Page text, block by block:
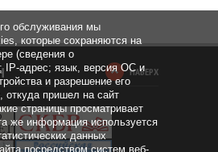
НАВЕРХ
обслуживания мы
которые сохраняются на
(сведения о
IP-адрес; язык, версия ОС и
и разрешение его
откуда пришел на сайт
страницы просматривает
же информация используется
данных
посредством систем веб-